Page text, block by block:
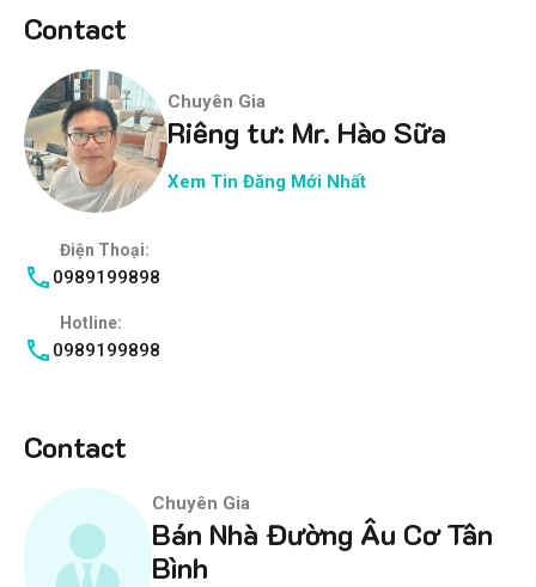
Contact
Chuyên Gia
Riêng tư: Mr. Hào Sữa
Xem Tin Đăng Mới Nhất
Điện Thoại:
0989199898
Hotline:
0989199898
Contact
Chuyên Gia
Bán Nhà Đường Âu Cơ Tân
Bình